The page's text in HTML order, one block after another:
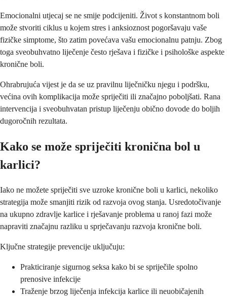
Emocionalni utjecaj se ne smije podcijeniti. Život s konstantnom boli
može stvoriti ciklus u kojem stres i anksioznost pogoršavaju vaše
fizičke simptome, što zatim povećava vašu emocionalnu patnju. Zbog
toga sveobuhvatno liječenje često rješava i fizičke i psihološke aspekte
kronične boli.
Ohrabrujuća vijest je da se uz pravilnu liječničku njegu i podršku,
većina ovih komplikacija može spriječiti ili značajno poboljšati. Rana
intervencija i sveobuhvatan pristup liječenju obično dovode do boljih
dugoročnih rezultata.
Kako se može spriječiti kronična bol u
karlici?
Iako ne možete spriječiti sve uzroke kronične boli u karlici, nekoliko
strategija može smanjiti rizik od razvoja ovog stanja. Usredotočivanje
na ukupno zdravlje karlice i rješavanje problema u ranoj fazi može
napraviti značajnu razliku u sprječavanju razvoja kronične boli.
Ključne strategije prevencije uključuju:
Prakticiranje sigurnog seksa kako bi se spriječile spolno
prenosive infekcije
Traženje brzog liječenja infekcija karlice ili neuobičajenih